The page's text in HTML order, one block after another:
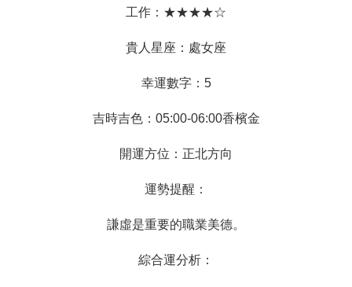
工作：★★★★☆
貴人星座：處女座
幸運數字：5
吉時吉色：05:00-06:00香檳金
開運方位：正北方向
運勢提醒：
謙虛是重要的職業美德。
綜合運分析：